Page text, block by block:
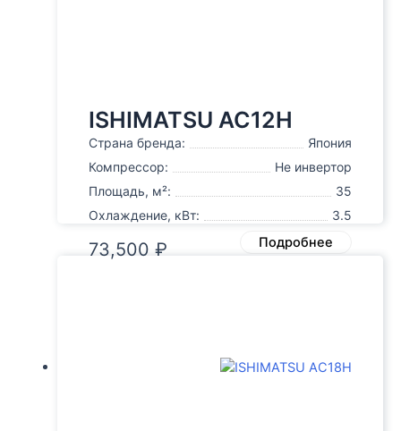
ISHIMATSU AC12H
Страна бренда:
Япония
Компрессор:
Не инвертор
Площадь, м²:
35
Охлаждение, кВт:
3.5
73,500 ₽ Подробнее